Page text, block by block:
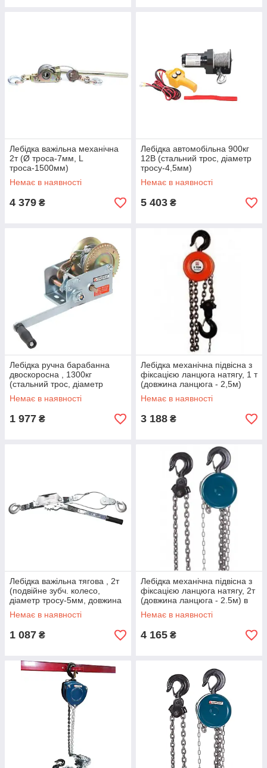
Лебідка важільна механічна
2т (Ø троса-7мм, L
троса-1500мм)
Немає в наявності
4 379 ₴
Лебідка автомобільна 900кг
12В (стальний трос, діаметр
тросу-4,5мм)
Немає в наявності
5 403 ₴
Лебідка ручна барабанна
двоскоросна , 1300кг
(стальний трос, діаметр
тросу-5ММ, довжина
тросу-10М)
Немає в наявності
1 977 ₴
Лебідка механічна підвісна з
фіксацією ланцюга натягу, 1 т
(довжина ланцюга - 2,5м)
Немає в наявності
3 188 ₴
Лебідка важільна тягова , 2т
(подвійне зубч. колесо,
діаметр тросу-5мм, довжина
тросу- 1.5/3м)
Немає в наявності
1 087 ₴
Лебідка механічна підвісна з
фіксацією ланцюга натягу, 2т
(довжина ланцюга - 2.5м) в
кейсі
Немає в наявності
4 165 ₴